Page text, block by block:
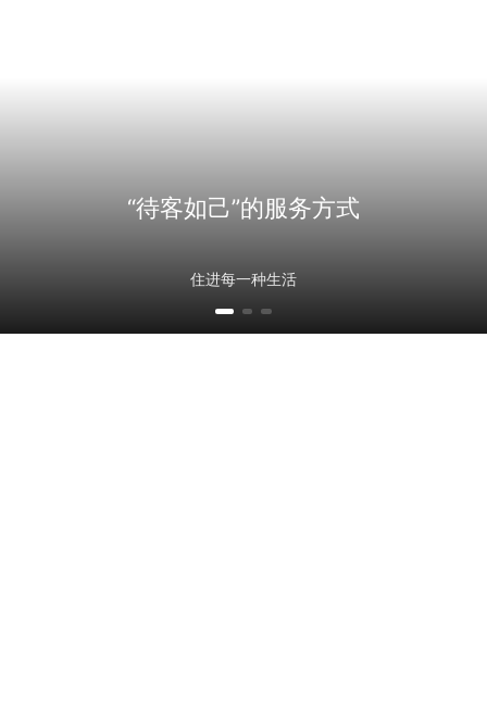
“待客如己”的服务方式
住进每一种生活